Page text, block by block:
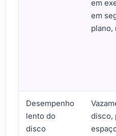
em
em
plano,
Desempenho
lento do
disco
disco,